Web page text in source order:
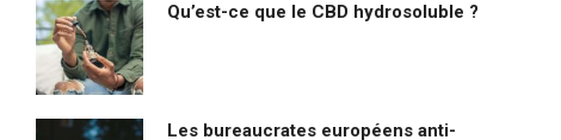
Qu’est-ce que le CBD hydrosoluble ?
Les bureaucrates européens anti-